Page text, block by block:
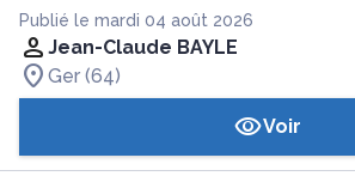
Publié le mardi 04 août 2026
Jean-Claude BAYLE
Ger (64)
Voir